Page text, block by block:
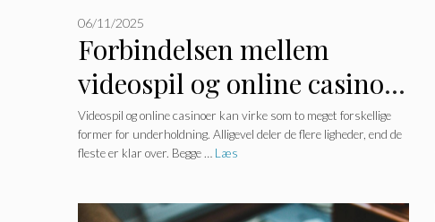
Forbindelsen mellem
videospil og online casinoer
06/11/2025
Videospil og online casinoer kan virke som to meget forskellige
former for underholdning. Alligevel deler de flere ligheder, end de
fleste er klar over. Begge … Læs